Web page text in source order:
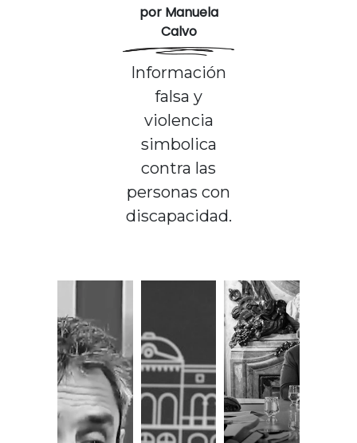
por Manuela
Calvo
Información
falsa y
violencia
simbolica
contra las
personas con
discapacidad.